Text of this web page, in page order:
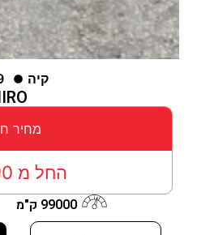
קיה
מחיר
החל מ ₪1,490
99000 ק"מ